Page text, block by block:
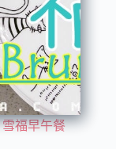
福早午餐